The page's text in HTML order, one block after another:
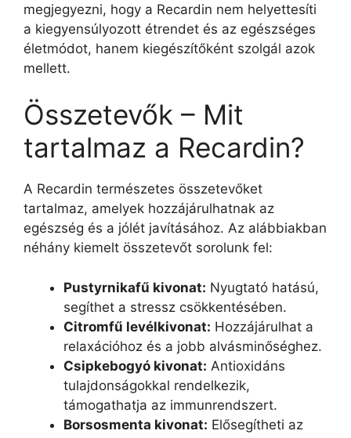
megjegyezni, hogy a Recardin nem helyettesíti
a kiegyensúlyozott étrendet és az egészséges
életmódot, hanem kiegészítőként szolgál azok
mellett.
Összetevők – Mit
tartalmaz a Recardin?
A Recardin természetes összetevőket
tartalmaz, amelyek hozzájárulhatnak az
egészség és a jólét javításához. Az alábbiakban
néhány kiemelt összetevőt sorolunk fel:
Pustyrnikafű kivonat: Nyugtató hatású,
segíthet a stressz csökkentésében.
Citromfű levélkivonat: Hozzájárulhat a
relaxációhoz és a jobb alvásminőséghez.
Csipkebogyó kivonat: Antioxidáns
tulajdonságokkal rendelkezik,
támogathatja az immunrendszert.
Borsosmenta kivonat: Elősegítheti az